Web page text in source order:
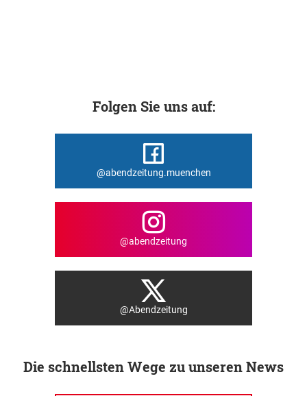
Folgen Sie uns auf:
@abendzeitung.muenchen
@abendzeitung
@Abendzeitung
Die schnellsten Wege zu unseren News